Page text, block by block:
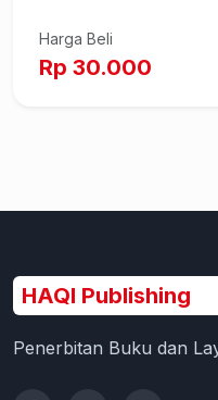
Harga Beli
Rp 30.000
HAQI Publishing
Penerbitan Buku dan